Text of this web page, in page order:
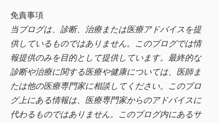
e
b
o
o
k
er
免責事項
当ブログは、診断、治療または医療アドバイスを提
供しているものではありません。このブログでは情
報提供のみを目的として提供しています。最終的な
診断や治療に関する医療や健康については、医師ま
たは他の医療専門家に相談してください。このブロ
グ上にある情報は、医療専門家からのアドバイスに
代わるものではありません。このブログ内にあるサ